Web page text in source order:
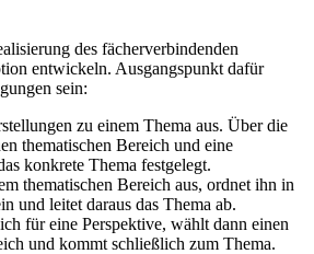
des fächerverbindenden
entwickeln. Ausgangspunkt dafür
sein:
zu einem Thema aus. Über die
thematischen Bereich und eine
konkrete Thema festgelegt.
thematischen Bereich aus, ordnet ihn in
und leitet daraus das Thema ab.
für eine Perspektive, wählt dann einen
und kommt schließlich zum Thema.